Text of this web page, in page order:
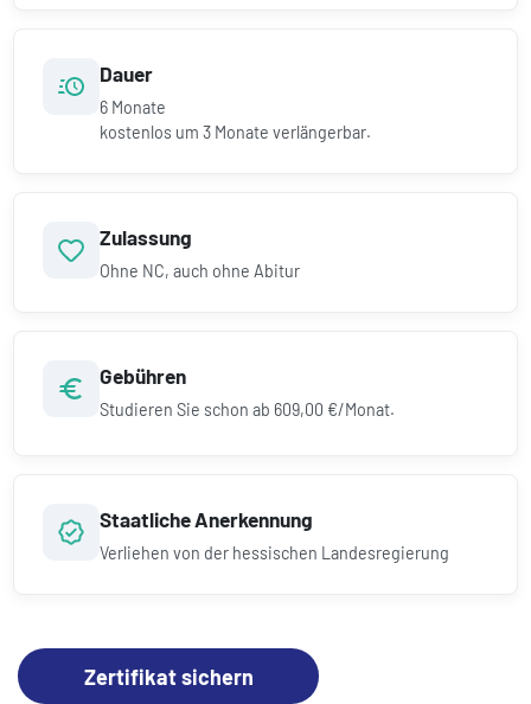
Dauer
6 Monate
kostenlos um3 Monate verlängerbar.
Zulassung
Ohne NC, auch ohne Abitur
Gebühren
Studieren Sie schon ab 609,00 €/Monat.
Staatliche Anerkennung
Verliehen von der hessischen Landesregierung
Zertifikat sichern